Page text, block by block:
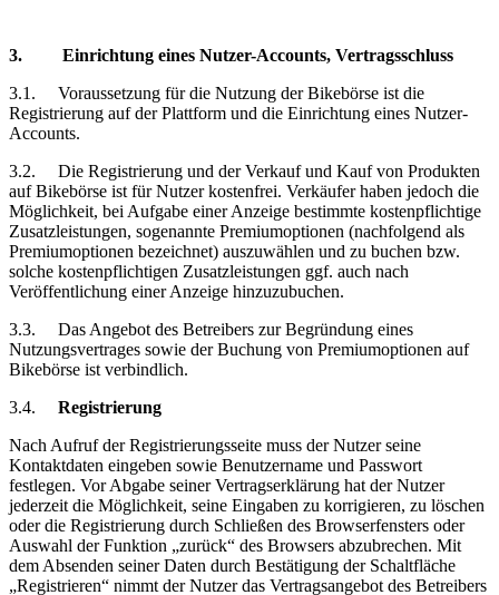
3. Einrichtung eines Nutzer-Accounts, Vertragsschluss
3.1.
Voraussetzung für die Nutzung der Bikebörse ist die
Registrierung auf der Plattform und die Einrichtung eines Nutzer-
Accounts.
3.2.
Die Registrierung und der Verkauf und Kauf von Produkten
auf Bikebörse ist für Nutzer kostenfrei. Verkäufer haben jedoch die
Möglichkeit, bei Aufgabe einer Anzeige bestimmte kostenpflichtige
Zusatzleistungen, sogenannte Premiumoptionen (nachfolgend als
Premiumoptionen bezeichnet) auszuwählen und zu buchen bzw.
solche kostenpflichtigen Zusatzleistungen ggf. auch nach
Veröffentlichung einer Anzeige hinzuzubuchen.
3.3.
Das Angebot des Betreibers zur Begründung eines
Nutzungsvertrages sowie der Buchung von Premiumoptionen auf
Bikebörse ist verbindlich.
3.4.
Registrierung
Nach Aufruf der Registrierungsseite muss der Nutzer seine
Kontaktdaten eingeben sowie Benutzername und Passwort
festlegen. Vor Abgabe seiner Vertragserklärung hat der Nutzer
jederzeit die Möglichkeit, seine Eingaben zu korrigieren, zu löschen
oder die Registrierung durch Schließen des Browserfensters oder
Auswahl der Funktion „zurück“ des Browsers abzubrechen. Mit
dem Absenden seiner Daten durch Bestätigung der Schaltfläche
„Registrieren“ nimmt der Nutzer das Vertragsangebot des Betreibers